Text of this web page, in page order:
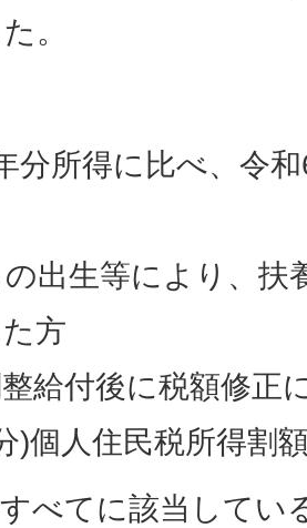
。
分所得に比べ、令
出生等により、扶
方
給付後に税額修正
)個人住民税所得割
べてに該当してい